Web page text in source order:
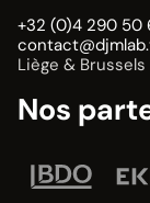
+32 (0)4 290 50
Liège & Brussels
Nos